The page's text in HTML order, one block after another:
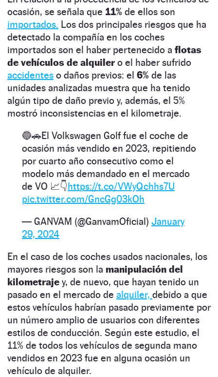
ocasión, se señala que 11% de ellos son
importados. Los dos principales riesgos que ha
detectado la compañía en los coches
importados son el haber pertenecido a flotas
de vehículos de alquilero el haber sufrido
accidentes o daños previos: el 6% de las
unidades analizadas muestra que ha tenido
algún tipo de daño previo y, además, el 5%
mostró inconsistencias en el kilometraje.
🔵🚗El Volkswagen Golf fue el coche de
ocasión más vendido en 2023, repitiendo
por cuarto año consecutivo como el
modelo más demandado en el mercado
de VO 📈👇https://t.co/VWyQchhs7U
pic.twitter.com/GncGg03kOh
— GANVAM (@GanvamOficial) January
29, 2024
En el caso de los coches usados nacionales, los
mayores riesgos son la manipulación del
kilometraje y, de nuevo, que hayan tenido un
pasado en el mercado de alquiler, debido a que
estos vehículos habrían pasado previamente por
un número amplio de usuarios con diferentes
estilos de conducción. Según este estudio, el
11% de todos los vehículos de segunda mano
vendidos en 2023 fue en alguna ocasión un
vehículo de alquiler.